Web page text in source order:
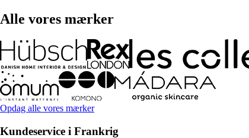
Alle vores mærker
Opdag alle vores mærker
Kundeservice i Frankrig